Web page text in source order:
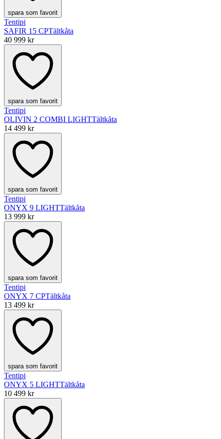
spara som favorit
Tentipi
SAFIR 15 CPTältkåta
40 999 kr
spara som favorit
Tentipi
OLIVIN 2 COMBI LIGHTTältkåta
14 499 kr
spara som favorit
Tentipi
ONYX 9 LIGHTTältkåta
13 999 kr
spara som favorit
Tentipi
ONYX 7 CPTältkåta
13 499 kr
spara som favorit
Tentipi
ONYX 5 LIGHTTältkåta
10 499 kr